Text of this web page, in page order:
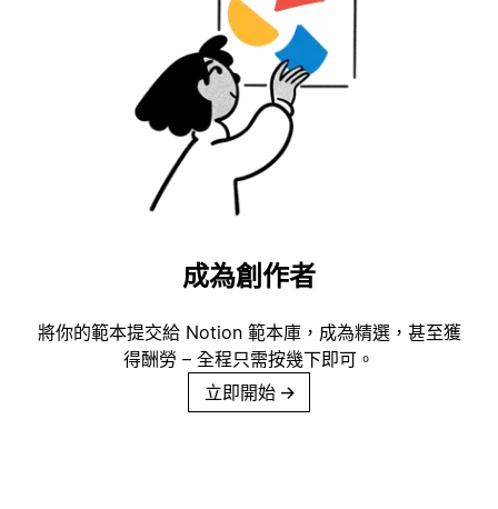
成為創作者
將你的範本提交給 Notion 範本庫，成為精選，甚至獲
得酬勞 – 全程只需按幾下即可。
立即開始 →